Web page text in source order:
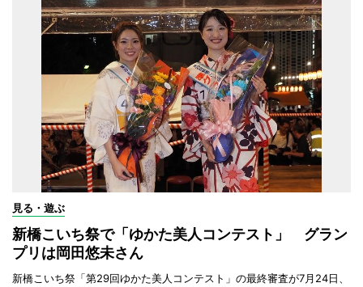
見る・遊ぶ
新橋こいち祭で「ゆかた美人コンテスト」 グラン
プリは岡田悠未さん
新橋こいち祭「第29回ゆかた美人コンテスト」の最終審査が7月24日、